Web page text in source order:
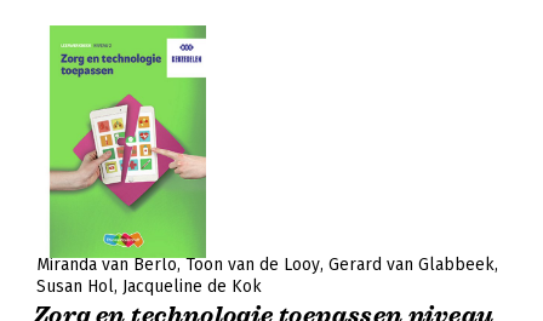
Miranda van Berlo Toon van de Looy Gerard van Glabbeek
Susan Hol Jacqueline de Kok